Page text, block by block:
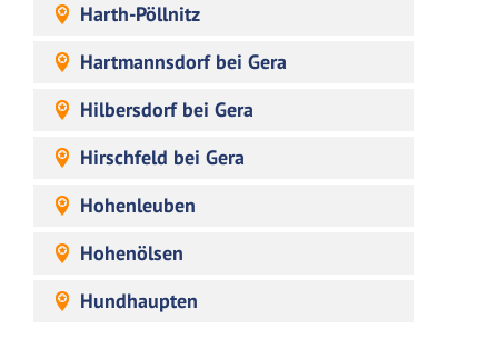
Harth-Pöllnitz
Hartmannsdorf bei Gera
Hilbersdorf bei Gera
Hirschfeld bei Gera
Hohenleuben
Hohenölsen
Hundhaupten